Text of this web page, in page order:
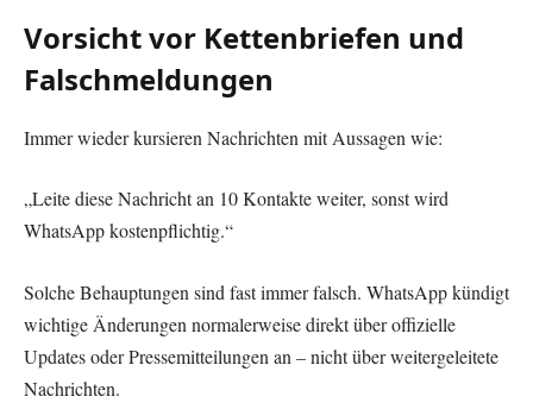
Vorsicht vor Kettenbriefen und
Falschmeldungen
Immer wieder kursieren Nachrichten mit Aussagen wie:
„Leite diese Nachricht an 10 Kontakte weiter, sonst wird
WhatsApp kostenpflichtig.“
Solche Behauptungen sind fast immer falsch. WhatsApp kündigt
wichtige Änderungen normalerweise direkt über offizielle
Updates oder Pressemitteilungen an – nicht über weitergeleitete
Nachrichten.